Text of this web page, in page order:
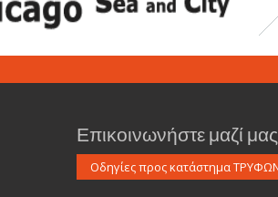
Επικοινωνήστε μαζί μας